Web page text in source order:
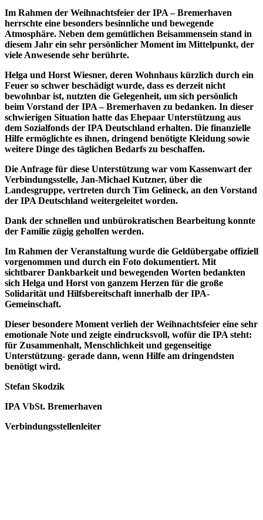
Im Rahmen der Weihnachtsfeier der IPA – Bremerhaven
herrschte eine besonders besinnliche und bewegende
Atmosphäre. Neben dem gemütlichen Beisammensein stand in
diesem Jahr ein sehr persönlicher Moment im Mittelpunkt, der
viele Anwesende sehr berührte.
Helga und Horst Wiesner, deren Wohnhaus kürzlich durch ein
Feuer so schwer beschädigt wurde, dass es derzeit nicht
bewohnbar ist, nutzten die Gelegenheit, um sich persönlich
beim Vorstand der IPA – Bremerhaven zu bedanken. In dieser
schwierigen Situation hatte das Ehepaar Unterstützung aus
dem Sozialfonds der IPA Deutschland erhalten. Die finanzielle
Hilfe ermöglichte es ihnen, dringend benötigte Kleidung sowie
weitere Dinge des täglichen Bedarfs zu beschaffen.
Die Anfrage für diese Unterstützung war vom Kassenwart der
Verbindungsstelle, Jan-Michael Kutzner, über die
Landesgruppe, vertreten durch Tim Gelineck, an den Vorstand
der IPA Deutschland weitergeleitet worden.
Dank der schnellen und unbürokratischen Bearbeitung konnte
der Familie zügig geholfen werden.
Im Rahmen der Veranstaltung wurde die Geldübergabe offiziell
vorgenommen und durch ein Foto dokumentiert. Mit
sichtbarer Dankbarkeit und bewegenden Worten bedankten
sich Helga und Horst von ganzem Herzen für die große
Solidarität und Hilfsbereitschaft innerhalb der IPA-
Gemeinschaft.
Dieser besondere Moment verlieh der Weihnachtsfeier eine sehr
emotionale Note und zeigte eindrucksvoll, wofür die IPA steht:
für Zusammenhalt, Menschlichkeit und gegenseitige
Unterstützung- gerade dann, wenn Hilfe am dringendsten
benötigt wird.
Stefan Skodzik
IPA VbSt. Bremerhaven
Verbindungsstellenleiter